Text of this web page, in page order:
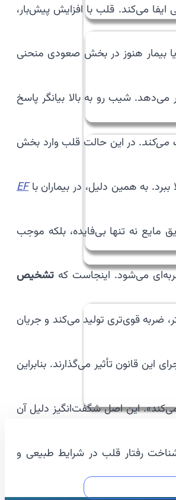
می‌کند. قلب با افزایش پیش‌بار،
هنوز در بخش صعودی منحنی
شیب رو به بالا بیانگر پاسخ
می‌کند. در این حالت قلب وارد بخش
به همین دلیل، در بیماران باEF
مایع نه تنها بی‌فایده، بلکه موجب
می‌شود. اینجاست که تشخیص
ضربه قوی‌تری تولید می‌کند و جریان
این قانون تأثیر می‌گذارند. بنابراین
این اصل شگفت‌انگیز دلیل آن
رفتار قلب در شرایط طبیعی و